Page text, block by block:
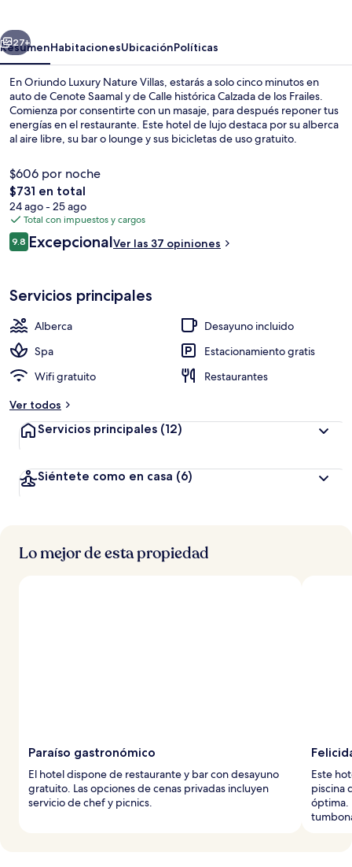
Siguiente
27+
ResumenHabitacionesUbicaciónPolíticas
En Oriundo Luxury Nature Villas, estarás a solo cinco minutos en
auto de Cenote Saamal y de Calle histórica Calzada de los Frailes.
Comienza por consentirte con un masaje, para después reponer tus
energías en el restaurante. Este hotel de lujo destaca por su alberca
al aire libre, su bar o lounge y sus bicicletas de uso gratuito.
$606 por noche
El
precio
total
es
de
$731 en total
24 ago - 25 ago
Total con impuestos y cargos
Opiniones
9.89.8 de 10,
ExcepcionalVer las 37 opiniones
Servicios principales
Alberca
Desayuno incluido
Spa
Estacionamiento gratis
Wifi gratuito
Restaurantes
Ver todos
Servicios principales (12)
Siéntete como en casa (6)
Lo mejor de esta propiedad
Paraíso gastronómico
El hotel dispone de restaurante y bar con desayuno
gratuito. Las opciones de cenas privadas incluyen
servicio de chef y picnics.
Este
piscina
óptima.